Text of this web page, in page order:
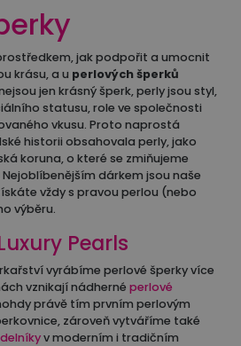
jak podpořit a umocnit
krásu, a u perlových šperků
jen krásný šperk, perly jsou styl,
statusu, role ve společnosti
vkusu. Proto naprostá
historii obsahovala perly, jako
koruna, o které se zmiňujeme
Nejoblíbenějším dárkem jsou naše
vždy s pravou perlou (nebo
výběru.
Pearls
vyrábíme perlové šperky více
vznikají nádherné perlové
právě tím prvním perlovým
zároveň vytváříme také
v moderním i tradičním